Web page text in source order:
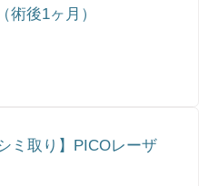
術後1ヶ月）
ミ取り】PICOレーザ